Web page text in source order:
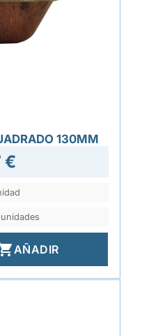
130MM
€
AÑADIR